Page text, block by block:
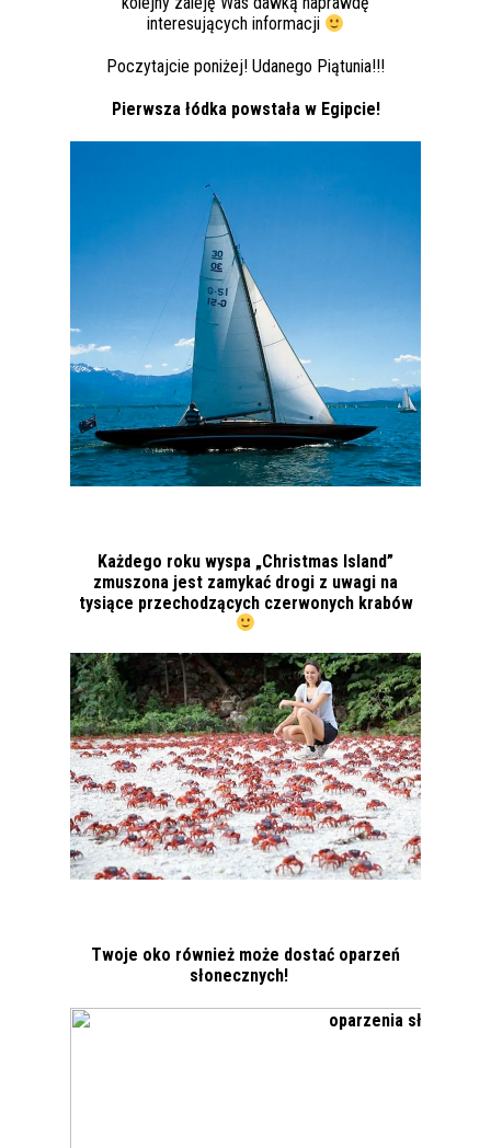
interesujących informacji
Poczytajcie poniżej! Udanego Piątunia!!!
Pierwsza łódka powstała w Egipcie!
Każdego roku wyspa „Christmas Island”
zmuszona jest zamykać drogi z uwagi na
tysiące przechodzących czerwonych krabów
Twoje oko również może dostać oparzeń
słonecznych!